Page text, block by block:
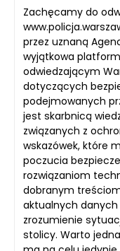
Zachęcamy do
przez uznaną
wyjątkowa
odwiedzającym
dotyczących
podejmowanych
jest skarbnicą
związanych z
wskazówek, które
poczucia
rozwiązaniom
dobranym
aktualnych danych
zrozumienie
stolicy. Warto